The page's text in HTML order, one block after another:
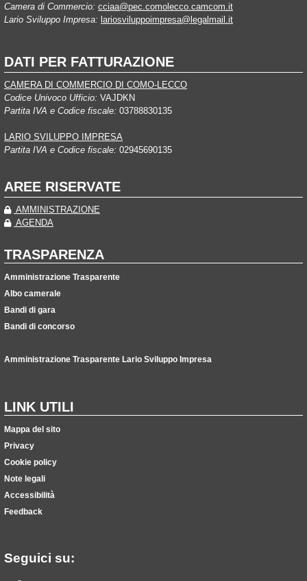
Camera di Commercio: cciaa@pec.comolecco.camcom.it
Lario Sviluppo Impresa: lariosviluppoimpresa@legalmail.it
DATI PER FATTURAZIONE
CAMERA DI COMMERCIO DI COMO-LECCO
Codice Univoco Ufficio: VAJDKN
Partita IVA e Codice fiscale: 03788830135
LARIO SVILUPPO IMPRESA
Partita IVA e Codice fiscale: 02945690135
AREE RISERVATE
AMMINISTRAZIONE
AGENDA
TRASPARENZA
Amministrazione Trasparente
Albo camerale
Bandi di gara
Bandi di concorso
Amministrazione Trasparente Lario Sviluppo Impresa
LINK UTILI
Mappa del sito
Privacy
Cookie policy
Note legali
Accessibilità
Feedback
Seguici su: